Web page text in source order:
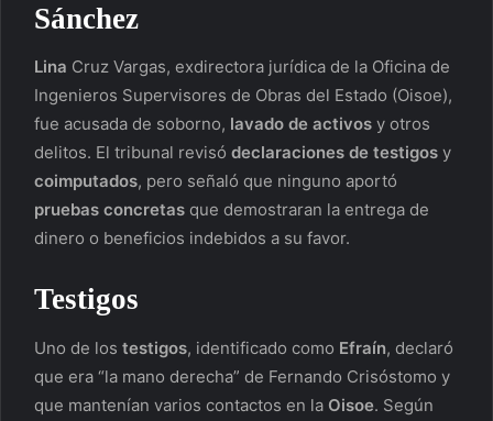
Sánchez
Lina Cruz Vargas, exdirectora jurídica de la Oficina de
Ingenieros Supervisores de Obras del Estado (Oisoe),
fue acusada de soborno, lavado de activos y otros
delitos. El tribunal revisó declaraciones de testigos y
coimputados, pero señaló que ninguno aportó
pruebas concretas que demostraran la entrega de
dinero o beneficios indebidos a su favor.
Testigos
Uno de los testigos, identificado como Efraín, declaró
que era “la mano derecha” de Fernando Crisóstomo y
que mantenían varios contactos en la Oisoe. Según